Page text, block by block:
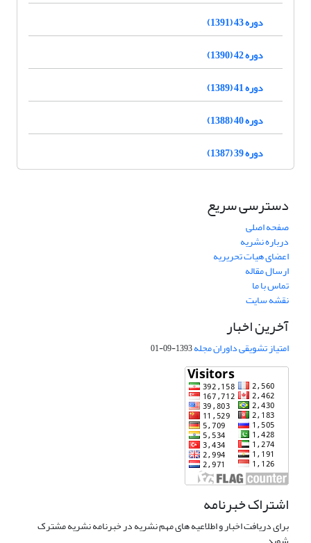
دوره 43 (1391)
دوره 42 (1390)
دوره 41 (1389)
دوره 40 (1388)
دوره 39 (1387)
دسترسی سریع
صفحه اصلی
درباره نشریه
اعضای هیات تحریریه
ارسال مقاله
تماس با ما
نقشه سایت
آخرین اخبار
امتیاز تشویقی داوران مجله1393-09-01
اشتراک خبرنامه
برای دریافت اخبار و اطلاعیه های مهم نشریه در خبرنامه نشریه مشترک